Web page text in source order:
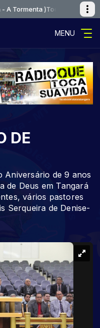
)Tocando agora: VOCÊ
MENU
DE
Aniversário de 9 anos
de Deus em Tangará
vários pastores
Serqueira de Denise-